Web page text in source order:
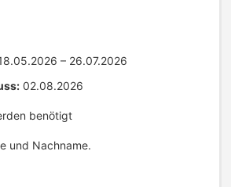
– 26.07.2026
02.08.2026
benötigt
und Nachname.